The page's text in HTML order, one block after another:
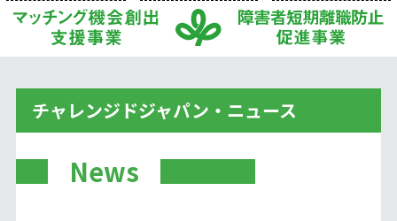
チャレンジドジャパン・ニュース
News